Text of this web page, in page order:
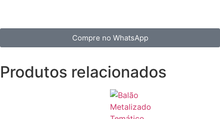
Compre no WhatsApp
Produtos relacionados